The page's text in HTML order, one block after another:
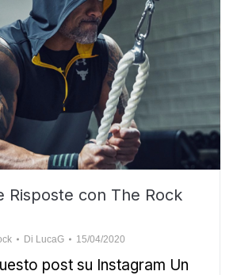
Risposte con The Rock
Di LucaG 15/04/2020
post su Instagram Un